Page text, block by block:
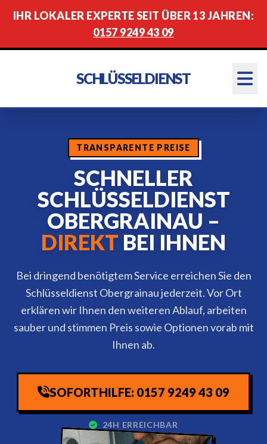
IHR LOKALER EXPERTE SEIT ÜBER 13 JAHREN:
0157 9249 43 09
SCHLÜSSELDIENST
TRANSPARENTE PREISE
SCHNELLER
SCHLÜSSELDIENST
OBERGRAINAU –
DIREKT BEI IHNEN
Bei dringend benötigtem Service erreichen Sie den
Schlüsseldienst Obergrainau jederzeit. Vor Ort
erklären wir Ihnen den weiteren Ablauf, arbeiten
sauber und stimmen Preis sowie Optionen vorab mit
Ihnen ab.
SOFORTHILFE: 0157 9249 43 09
24H ERREICHBAR